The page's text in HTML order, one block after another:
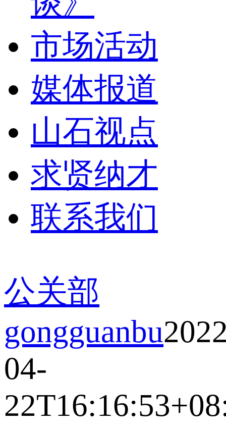
市场活动
媒体报道
山石视点
求贤纳才
联系我们
公关部
gongguanbu
04-